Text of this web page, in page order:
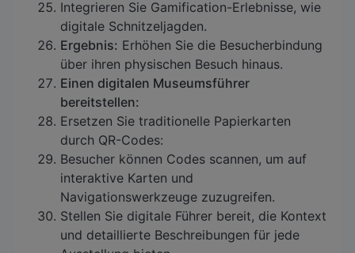
Integrieren Sie Gamification-Erlebnisse, wie
digitale Schnitzeljagden.
Ergebnis: Erhöhen Sie die Besucherbindung
über ihren physischen Besuch hinaus.
Einen digitalen Museumsführer
bereitstellen:
Ersetzen Sie traditionelle Papierkarten
durch QR-Codes:
Besucher können Codes scannen, um auf
interaktive Karten und
Navigationswerkzeuge zuzugreifen.
Stellen Sie digitale Führer bereit, die Kontext
und detaillierte Beschreibungen für jede